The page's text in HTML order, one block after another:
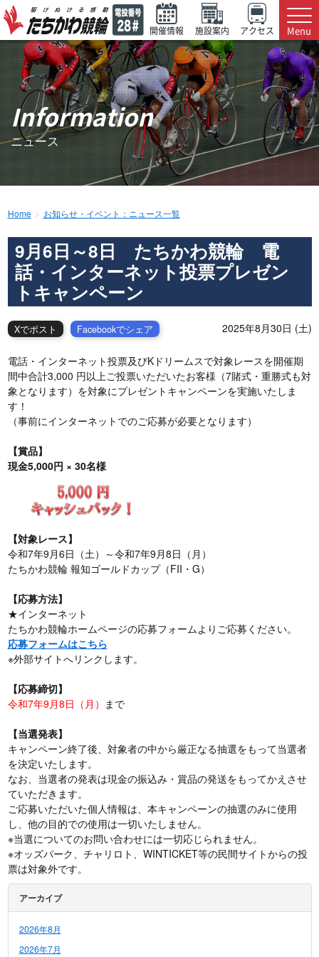
開催情報 施設案内 アクセス Menu
Information
ニュース
Home お知らせ・イベント：ニュース一覧
9月6日～8日 たちかわ競輪 電
話・インターネット投票プレゼン
トキャンペーン
Xでポスト Facebookでシェア 2025年8月30日 (土)
電話・インターネット投票及びKドリームスで対象レースを開催期
間中合計3,000 円以上ご投票いただいたお客様（7賭式・重勝式も対
象となります）を対象にプレゼントキャンペーンを実施いたしま
す！
（事前にインターネットでのご応募が必要となります）
【賞品】
現金5,000円 × 30名様
【対象レース】
令和7年9月6日（土）～令和7年9月8日（月）
たちかわ競輪 報知ゴールドカップ（FII・G）
【応募方法】
★インターネット
たちかわ競輪ホームページの応募フォームよりご応募ください。
応募フォームはこちら
※外部サイトへリンクします。
【応募締切】
令和7年9月8日（月） まで
【当選発表】
キャンペーン終了後、対象者の中から厳正なる抽選をもって当選者
を決定いたします。
なお、当選者の発表は現金の振込み・賞品の発送をもってかえさせ
ていただきます。
ご応募いただいた個人情報は、本キャンペーンの抽選のみに使用
し、他の目的での使用は一切いたしません。
※当選についてのお問い合わせには一切応じられません。
※オッズパーク、チャリロト、WINTICKET等の民間サイトからの投
票は対象外です。
アーカイブ
2026年8月
2026年7月